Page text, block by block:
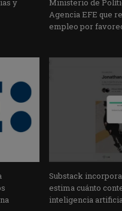
y
Ministerio de
Agencia EFE que
empleo por
Substack
estima cuánto
inteligencia